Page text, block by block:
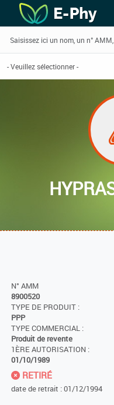
N° AMM
8900520
TYPE DE PRODUIT :
PPP
TYPE COMMERCIAL :
Produit de revente
1ÈRE AUTORISATION :
01/10/1989
RETIRÉ
date de retrait : 01/12/1994